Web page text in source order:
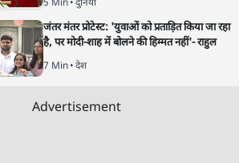
Parliament: क्या विपक्ष से डरी सरकार?